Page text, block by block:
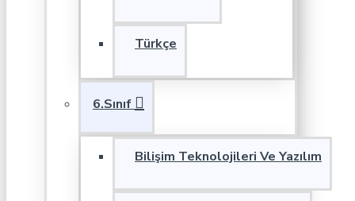
Türkçe
6.Sınıf
Bilişim Teknolojileri Ve Yazılım